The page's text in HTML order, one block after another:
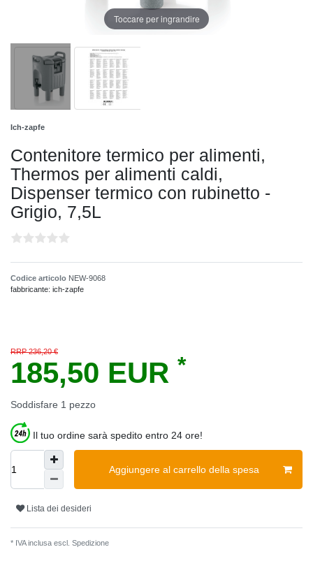
Toccare per ingrandire
Ich-zapfe
Contenitore termico per alimenti,
Thermos per alimenti caldi,
Dispenser termico con rubinetto -
Grigio, 7,5L
Codice articolo NEW-9068
fabbricante: ich-zapfe
RRP 236,20 €
185,50 EUR *
Soddisfare 1 pezzo
Il tuo ordine sarà spedito entro 24 ore!
Aggiungere al carrello della spesa
Lista dei desideri
* IVA inclusa escl. Spedizione